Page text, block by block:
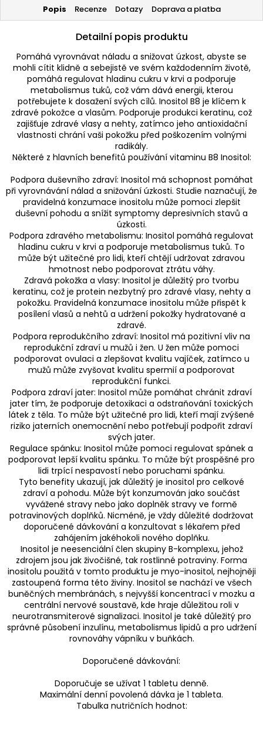
Popis Recenze Dotazy Doprava a platba
Detailní popis produktu
Pomáhá vyrovnávat náladu a snižovat úzkost, abyste se
mohli cítit klidně a sebejistě ve svém každodenním životě,
pomáhá regulovat hladinu cukru v krvi a podporuje
metabolismus tuků, což vám dává energii, kterou
potřebujete k dosažení svých cílů. Inositol B8 je klíčem k
zdravé pokožce a vlasům. Podporuje produkci keratinu, což
zajišťuje zdravé vlasy a nehty, zatímco jeho antioxidační
vlastnosti chrání vaši pokožku před poškozením volnými
radikály.
Některé z hlavních benefitů používání vitaminu B8 Inositol:
Podpora duševního zdraví: Inositol má schopnost pomáhat
při vyrovnávání nálad a snižování úzkosti. Studie naznačují, že
pravidelná konzumace inositolu může pomoci zlepšit
duševní pohodu a snížit symptomy depresivních stavů a
úzkosti.
Podpora zdravého metabolismu: Inositol pomáhá regulovat
hladinu cukru v krvi a podporuje metabolismus tuků. To
může být užitečné pro lidi, kteří chtějí udržovat zdravou
hmotnost nebo podporovat ztrátu váhy.
Zdravá pokožka a vlasy: Inositol je důležitý pro tvorbu
keratinu, což je protein nezbytný pro zdravé vlasy, nehty a
pokožku. Pravidelná konzumace inositolu může přispět k
posílení vlasů a nehtů a udržení pokožky hydratované a
zdravé.
Podpora reprodukčního zdraví: Inositol má pozitivní vliv na
reprodukční zdraví u mužů i žen. U žen může pomoci
podporovat ovulaci a zlepšovat kvalitu vajíček, zatímco u
mužů může zvyšovat kvalitu spermií a podporovat
reprodukční funkci.
Podpora zdraví jater: Inositol může pomáhat chránit zdraví
jater tím, že podporuje detoxikaci a odstraňování toxických
látek z těla. To může být užitečné pro lidi, kteří mají zvýšené
riziko jaterních onemocnění nebo potřebují podpořit zdraví
svých jater.
Regulace spánku: Inositol může pomoci regulovat spánek a
podporovat lepší kvalitu spánku. To může být prospěšné pro
lidi trpící nespavostí nebo poruchami spánku.
Tyto benefity ukazují, jak důležitý je inositol pro celkové
zdraví a pohodu. Může být konzumován jako součást
vyvážené stravy nebo jako doplněk stravy ve formě
potravinových doplňků. Nicméně, je vždy důležité dodržovat
doporučené dávkování a konzultovat s lékařem před
zahájením jakéhokoli nového doplňku.
Inositol je neesenciální člen skupiny B-komplexu, jehož
zdrojem jsou jak živočišné, tak rostlinné potraviny. Forma
inositolu použitá v tomto produktu je myo-inositol, nejhojněji
zastoupená forma této živiny. Inositol se nachází ve všech
buněčných membránách, s nejvyšší koncentrací v mozku a
centrální nervové soustavě, kde hraje důležitou roli v
neurotransmiterové signalizaci. Inositol je také důležitý pro
správné působení inzulínu, metabolismus lipidů a pro udržení
rovnováhy vápníku v buňkách.
Doporučené dávkování:
Doporučuje se užívat 1 tabletu denně.
Maximální denní povolená dávka je 1 tableta.
Tabulka nutričních hodnot: